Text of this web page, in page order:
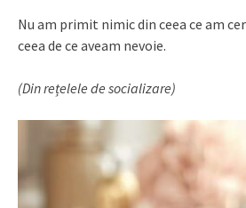
Nu am primit nimic din ceea ce am
ceea de ce aveam nevoie.
(Din rețelele de socializare)